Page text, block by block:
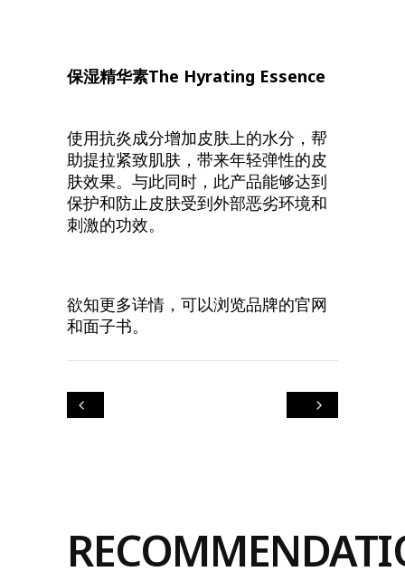
保湿精华素The Hyrating Essence
使用抗炎成分增加皮肤上的水分，帮
助提拉紧致肌肤，带来年轻弹性的皮
肤效果。与此同时，此产品能够达到
保护和防止皮肤受到外部恶劣环境和
刺激的功效。
欲知更多详情，可以浏览品牌的官网
和面子书。